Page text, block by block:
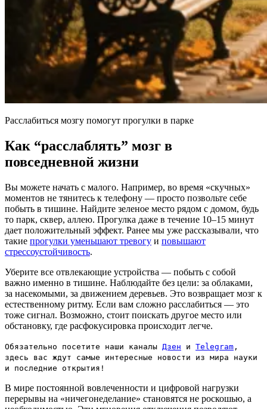
Расслабиться мозгу помогут прогулки в парке
Как “расслаблять” мозг в
повседневной жизни
Вы можете начать с малого. Например, во время «скучных»
моментов не тянитесь к телефону — просто позвольте себе
побыть в тишине. Найдите зеленое место рядом с домом, будь
то парк, сквер, аллею. Прогулка даже в течение 10–15 минут
дает положительный эффект. Ранее мы уже рассказывали, что
такие прогулки уменьшают тревогу и повышают
стрессоустойчивость.
Уберите все отвлекающие устройства — побыть с собой
важно именно в тишине. Наблюдайте без цели: за облаками,
за насекомыми, за движением деревьев. Это возвращает мозг к
естественному ритму. Если вам сложно расслабиться — это
тоже сигнал. Возможно, стоит поискать другое место или
обстановку, где расфокусировка происходит легче.
Обязательно посетите наши каналы Дзен и Telegram ,
здесь вас ждут самые интересные новости из мира науки
и последние открытия!
В мире постоянной вовлеченности и цифровой нагрузки
перерывы на «ничегонеделание» становятся не роскошью, а